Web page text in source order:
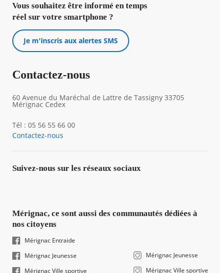
Vous souhaitez être informé en temps
réel sur votre smartphone ?
Je m'inscris aux alertes SMS
Contactez-nous
60 Avenue du Maréchal de Lattre de Tassigny 33705
Mérignac Cedex
Tél : 05 56 55 66 00
Contactez-nous
Suivez-nous sur les réseaux sociaux
Mérignac, ce sont aussi des communautés dédiées à
nos citoyens
Mérignac Entraide
Mérignac Jeunesse
Mérignac Ville sportive
Mérignac Jeunesse
Mérignac Ville sportive